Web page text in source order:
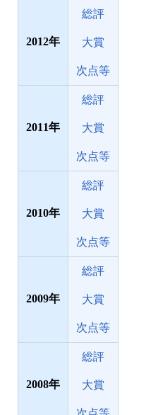
2012
総評
大賞
次点等
2011
総評
大賞
次点等
2010
総評
大賞
次点等
2009
総評
大賞
次点等
2008
総評
大賞